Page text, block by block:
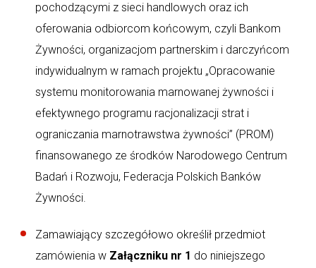
pochodzącymi z sieci handlowych oraz ich
oferowania odbiorcom końcowym, czyli Bankom
Żywności, organizacjom partnerskim i darczyńcom
indywidualnym w ramach projektu „Opracowanie
systemu monitorowania marnowanej żywności i
efektywnego programu racjonalizacji strat i
ograniczania marnotrawstwa żywności” (PROM)
finansowanego ze środków Narodowego Centrum
Badań i Rozwoju, Federacja Polskich Banków
Żywności.
Zamawiający szczegółowo określił przedmiot
zamówienia w Załączniku nr 1 do niniejszego